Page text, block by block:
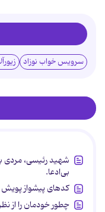
سرویس خواب نوزاد
شهید رئیسی، مردی
بی‌ادعا.
کدهای پیشواز
چطور خودمان را از نظر ذهنی ۳۸